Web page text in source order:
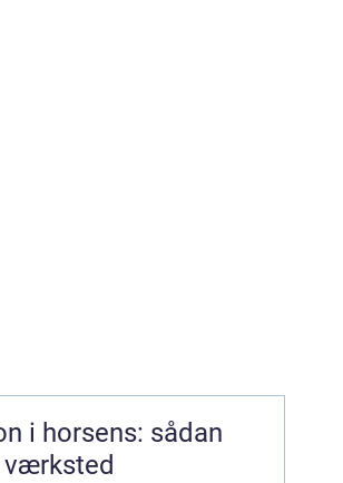
i horsens: sådan